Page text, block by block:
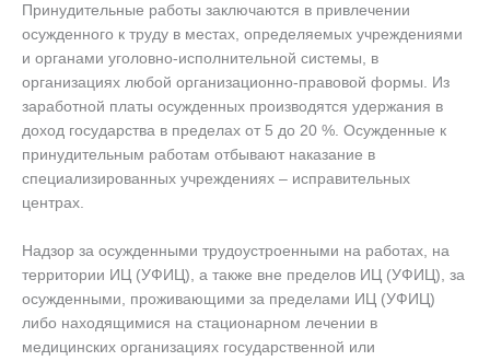
Принудительные работы заключаются в привлечении
осужденного к труду в местах, определяемых учреждениями
и органами уголовно-исполнительной системы, в
организациях любой организационно-правовой формы. Из
заработной платы осужденных производятся удержания в
доход государства в пределах от 5 до 20 %. Осужденные к
принудительным работам отбывают наказание в
специализированных учреждениях – исправительных
центрах.
Надзор за осужденными трудоустроенными на работах, на
территории ИЦ (УФИЦ), а также вне пределов ИЦ (УФИЦ), за
осужденными, проживающими за пределами ИЦ (УФИЦ)
либо находящимися на стационарном лечении в
медицинских организациях государственной или